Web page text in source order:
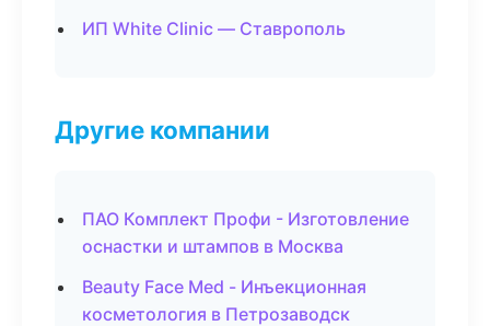
ИП White Clinic — Ставрополь
Другие компании
ПАО Комплект Профи - Изготовление
оснастки и штампов в Москва
Beauty Face Med - Инъекционная
косметология в Петрозаводск